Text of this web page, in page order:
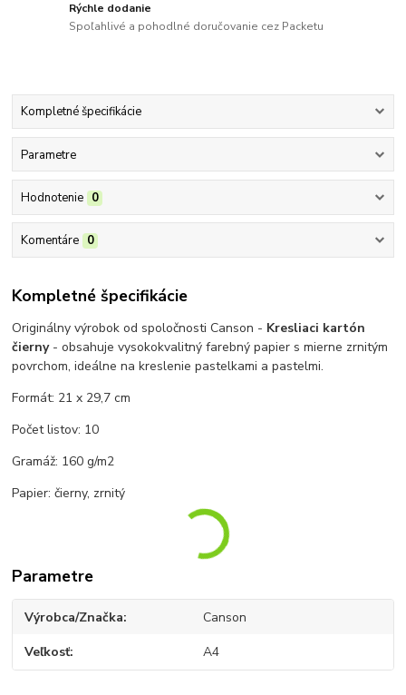
Rýchle dodanie
Spoľahlivé a pohodlné doručovanie cez Packetu
Kompletné špecifikácie
Parametre
Hodnotenie 0
Komentáre 0
Kompletné špecifikácie
Originálny výrobok od spoločnosti Canson - Kresliaci kartón
čierny-obsahuje vysokokvalitný farebný papier s mierne zrnitým
povrchom,ideálne na kreslenie pastelkami a pastelmi.
Formát: 21 x 29,7 cm
Počet listov: 10
Gramáž: 160 g/m2
Papier: čierny, zrnitý
Parametre
Výrobca/Značka Canson
Veľkosť A4